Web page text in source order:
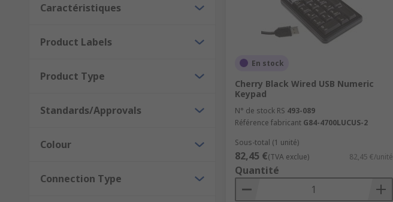
Caractéristiques
Product Labels
Product Type
Standards/Approvals
Colour
Connection Type
En stock
Cherry Black Wired USB Numeric
Keypad
N° de stock RS 493-089
Référence fabricant G84-4700LUCUS-2
Sous-total (1 unité)
82,45 €(TVA exclue) 82,45 €/unité
Quantité